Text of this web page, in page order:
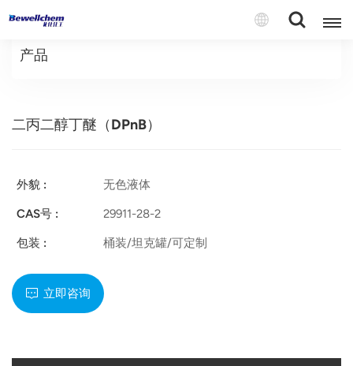
Español
产品
二丙二醇丁醚（DPnB）
外貌 : 无色液体
CAS号 : 29911-28-2
包装 : 桶装/坦克罐/可定制
立即咨询